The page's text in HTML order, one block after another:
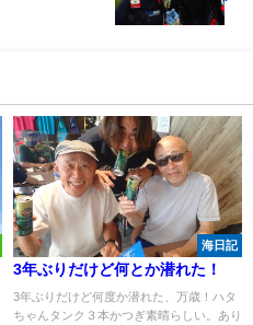
海日記
3年ぶりだけど何とか潜れた！
3年ぶりだけど何度か潜れた、万歳！ハタ
ちゃんタンク３本かつぎ素晴らしい。あり